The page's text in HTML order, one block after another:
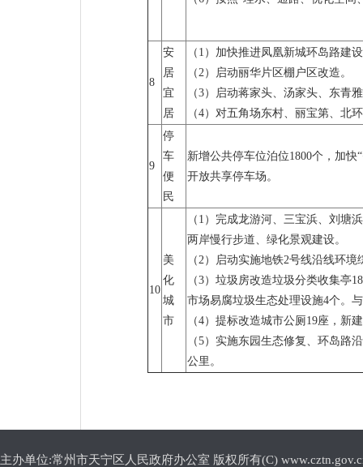
8
安
居
宜
居
（1）加快推进凤凰新城环岛路建
（2）启动丽华片区棚户区改造。
（3）启动蒋家头、汤家头、东青
（4）对五角场东村、丽宝第、北
9
停
车
便
民
新增公共停车位泊位1800个，加
开放共享停车场。
10
美
化
城
市
（1）完成龙游河、三宝浜、刘塘
两岸慢行步道、绿化景观建设。
（2）启动实施地铁2号线沿线环
（3）垃圾房改造垃圾分类收集亭
市场易腐垃圾生态处理设施4个。
（4）提标改造城市公厕19座，新
（5）实施东园生态修复、环岛路
公里。
主办单位:常州市天宁区人民政府办公室 版权所有(C)